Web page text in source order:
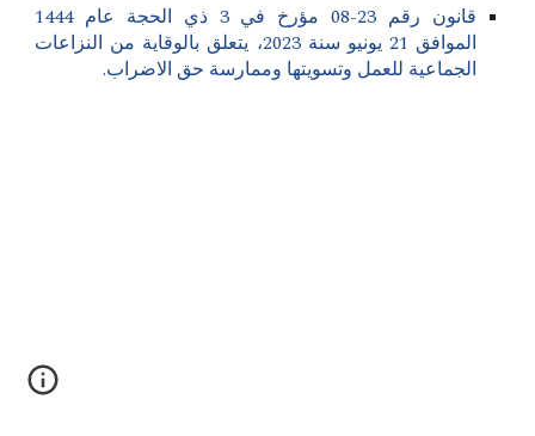
قانون رقم 23-08 مؤرخ في 3 ذي الحجة عام 1444
الموافق 21 يونيو سنة 2023، يتعلق بالوقاية من النزاعات
الجماعية للعمل وتسويتها وممارسة حق الاضراب.